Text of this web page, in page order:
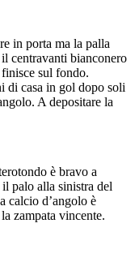
in porta ma la palla
centravanti bianconero
sul fondo.
di casa in gol dopo soli
A depositare la
è bravo a
il palo alla sinistra del
calcio d’angolo è
zampata vincente.